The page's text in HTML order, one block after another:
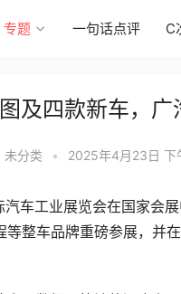
专题 一句话点评 C
及四款新车，
未分类 • 2025年4月23日 下
车工业展览会在国家会
等整车品牌重磅参展，并